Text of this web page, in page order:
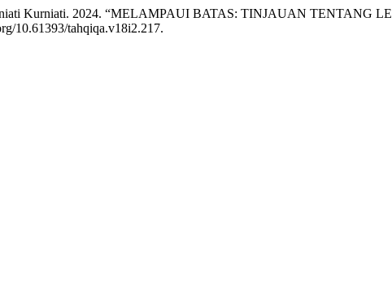
Kurniati. 2024. “MELAMPAUI BATAS: TINJAUAN TENTANG
10.61393/tahqiqa.v18i2.217.